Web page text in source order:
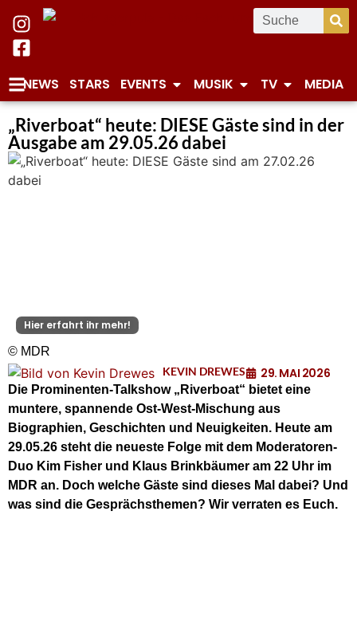
NEWS STARS EVENTS MUSIK TV MEDIA
„Riverboat“ heute: DIESE Gäste sind in der
Ausgabe am 29.05.26 dabei
Hier erfahrt ihr mehr!
© MDR
KEVIN DREWES
29. MAI 2026
Die Prominenten-Talkshow „Riverboat“ bietet eine
muntere, spannende Ost-West-Mischung aus
Biographien, Geschichten und Neuigkeiten. Heute am
29.05.26 steht die neueste Folge mit dem Moderatoren-
Duo Kim Fisher und Klaus Brinkbäumer am 22 Uhr im
MDR an. Doch welche Gäste sind dieses Mal dabei? Und
was sind die Gesprächsthemen? Wir verraten es Euch.